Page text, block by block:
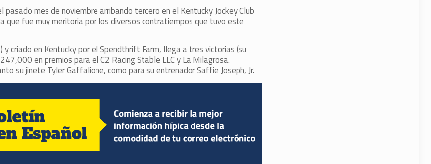
mes de noviembre arribando tercero en el Kentucky Jockey Club
que fue muy meritoria por los diversos contratiempos que tuvo este
criado en Kentucky por el Spendthrift Farm, llega a tres victorias (su
en premios para el C2 Racing Stable LLC y La Milagrosa.
su jinete Tyler Gaffalione, como para su entrenador Saffie Joseph, Jr.